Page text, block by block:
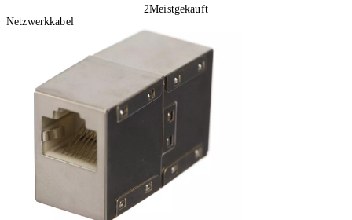
2Meistgekauft
Netzwerkkabel